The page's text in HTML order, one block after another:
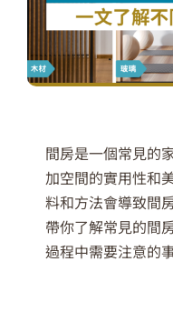
間房是一個常見的
加空間的實用性和
料和方法會導致間
帶你了解常見的間
過程中需要注意的